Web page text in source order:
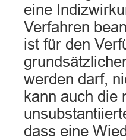
eine
Verfahren
ist für den
werden darf,
kann auch die
dass eine